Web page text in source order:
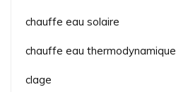
chauffe eau solaire
chauffe eau thermodynamique
clage